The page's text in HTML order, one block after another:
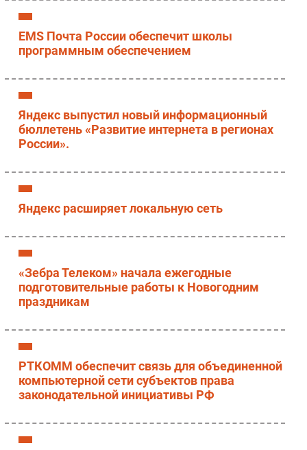
EMS Почта России обеспечит школы
программным обеспечением
Яндекс выпустил новый информационный
бюллетень «Развитие интернета в регионах
России».
Яндекс расширяет локальную сеть
«Зебра Телеком» начала ежегодные
подготовительные работы к Новогодним
праздникам
РТКОММ обеспечит связь для объединенной
компьютерной сети субъектов права
законодательной инициативы РФ